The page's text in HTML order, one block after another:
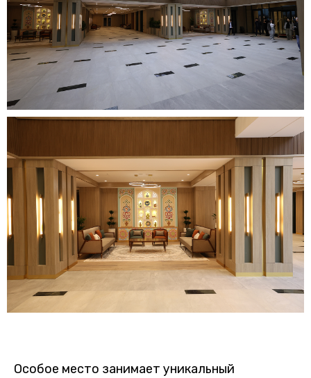
Особое место занимает уникальный